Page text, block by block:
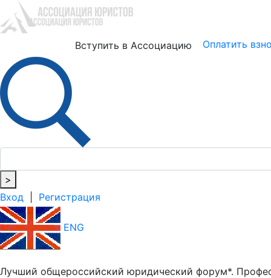
Вступить в Ассоциацию Оплатить
>
Вход
Регистрация
ENG
Лучший общероссийский юридический форум*.